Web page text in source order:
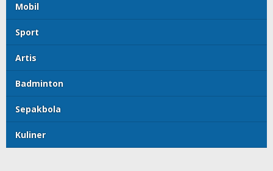
Mobil
Sport
Artis
Badminton
Sepakbola
Kuliner